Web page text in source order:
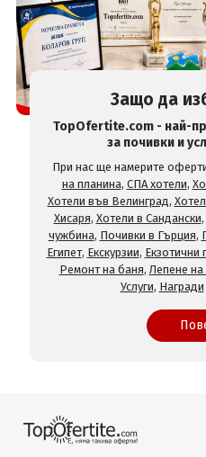
Защо да
TopOfertite.com - най-
за почивки и
При нас ще намерите
на планина, СПА хотели,
Хотели във Велинград,
Хисаря, Хотели в Сандански,
чужбина, Почивки в Гърция,
Египет, Екскурзии, Екзотични
Ремонт на баня, Лепене на
Услуги, Награди